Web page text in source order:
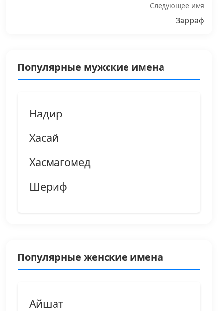
Следующее имя
Зарраф
Популярные мужские имена
Надир
Хасай
Хасмагомед
Шериф
Популярные женские имена
Айшат